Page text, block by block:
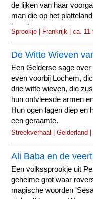
de lijken van haar
man die op het
bezat.
Sprookje | Frankrijk | ca. 11
De Witte Wieven
Een Gelderse sage
even voorbij Lochem,
drie witte wieven, die
hun ontvleesde armen
Hun ogen lagen diep en
een geraamte.
Streekverhaal | Gelderland
Ali Baba en de
Een volkssprookje uit
geheime grot waar
magische woorden